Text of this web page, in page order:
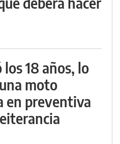
18 años, lo
moto
en preventiva